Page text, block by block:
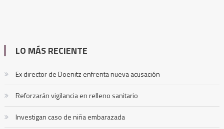
LO MÁS RECIENTE
Ex director de Doenitz enfrenta nueva acusación
Reforzarán vigilancia en relleno sanitario
Investigan caso de niña embarazada